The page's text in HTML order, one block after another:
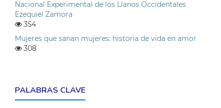
Nacional Experimental de los Llanos Occidentales
Ezequiel Zamora
354
Mujeres que sanan mujeres: historia de vida en amor
308
PALABRAS CLAVE